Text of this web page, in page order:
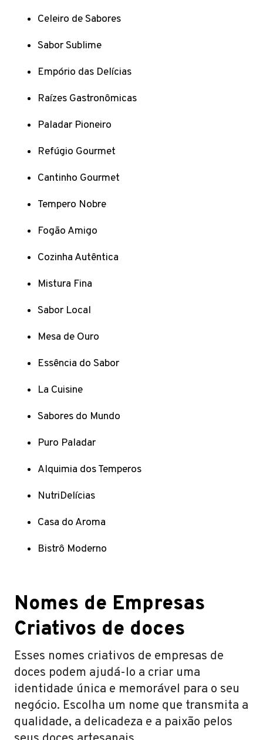
Celeiro de Sabores
Sabor Sublime
Empório das Delícias
Raízes Gastronômicas
Paladar Pioneiro
Refúgio Gourmet
Cantinho Gourmet
Tempero Nobre
Fogão Amigo
Cozinha Autêntica
Mistura Fina
Sabor Local
Mesa de Ouro
Essência do Sabor
La Cuisine
Sabores do Mundo
Puro Paladar
Alquimia dos Temperos
NutriDelícias
Casa do Aroma
Bistrô Moderno
Nomes de Empresas
Criativos de doces
Esses nomes criativos de empresas de
doces podem ajudá-lo a criar uma
identidade única e memorável para o seu
negócio. Escolha um nome que transmita a
qualidade, a delicadeza e a paixão pelos